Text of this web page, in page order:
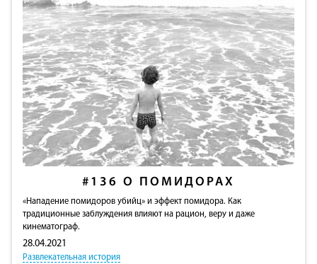
#136 О ПОМИДОРАХ
«Нападение помидоров убийц» и эффект помидора. Как
традиционные заблуждения влияют на рацион, веру и даже
кинематограф.
28.04.2021
Развлекательная история